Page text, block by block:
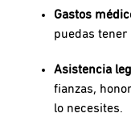
Gastos
puedas
Asistencia
fianzas,
lo necesites.